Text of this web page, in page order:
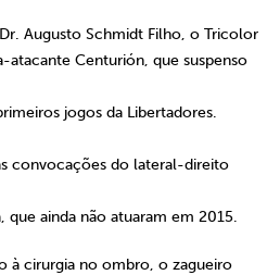
Augusto Schmidt Filho, o Tricolor
Centurión, que suspenso
jogos da Libertadores.
convocações do lateral-direito
que ainda não atuaram em 2015.
à cirurgia no ombro, o zagueiro